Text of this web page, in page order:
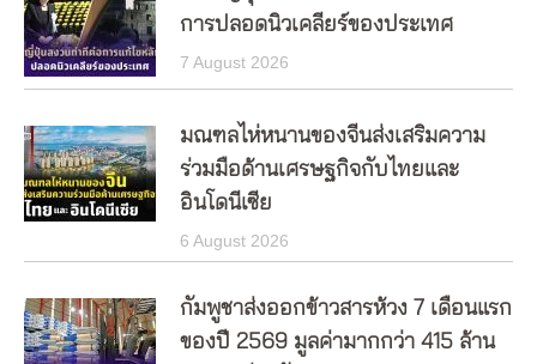
การปลอดนิวเคลียร์ของประเทศ
7 August 2026
มณฑลไห่หนานของจีนส่งเสริมความ
ร่วมมือด้านเศรษฐกิจกับไทยและ
อินโดนีเซีย
6 August 2026
กัมพูชาส่งออกข้าวสารห้วง 7 เดือนแรก
ของปี 2569 มูลค่ามากกว่า 415 ล้าน